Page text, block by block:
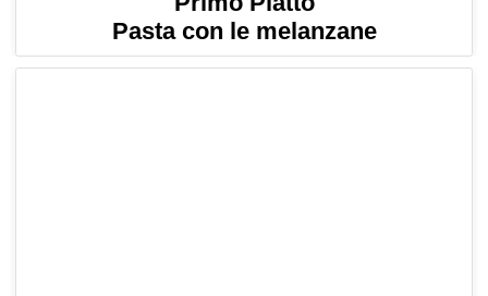
Pasta con le melanzane